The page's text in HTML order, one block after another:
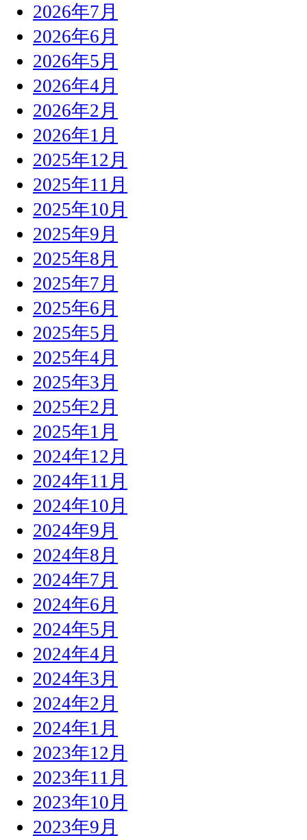
2026年7月
2026年6月
2026年5月
2026年4月
2026年2月
2026年1月
2025年12月
2025年11月
2025年10月
2025年9月
2025年8月
2025年7月
2025年6月
2025年5月
2025年4月
2025年3月
2025年2月
2025年1月
2024年12月
2024年11月
2024年10月
2024年9月
2024年8月
2024年7月
2024年6月
2024年5月
2024年4月
2024年3月
2024年2月
2024年1月
2023年12月
2023年11月
2023年10月
2023年9月